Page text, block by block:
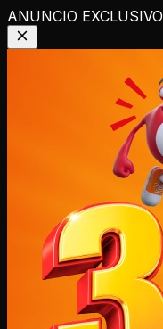
ANUNCIO EXCLUSIVO